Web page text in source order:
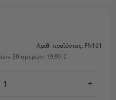
Αριθ. προϊόντος: FN161
30 ημερών: 19,99 €
+